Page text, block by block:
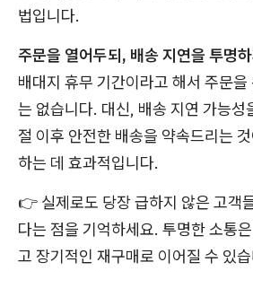
법입니다.
주문을 열어두되, 배송 지연을 투명
배대지 휴무 기간이라고 해서 주문
는 없습니다. 대신, 배송 지연 가능성
절 이후 안전한 배송을 약속드리는
하는 데 효과적입니다.
👉 실제로도 당장 급하지 않은 고객
다는 점을 기억하세요. 투명한 소통
고 장기적인 재구매로 이어질 수 있